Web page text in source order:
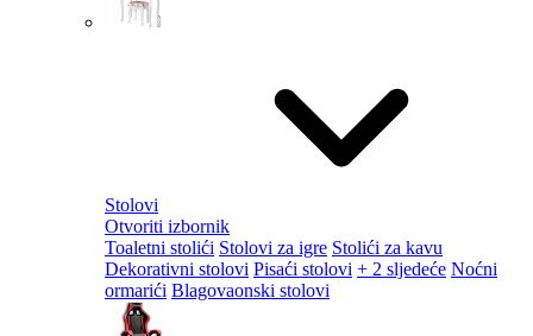
Stolovi
Otvoriti izbornik
Toaletni stolići Stolovi za igre Stolići za kavu
Dekorativni stolovi Pisaći stolovi + 2 sljedeće Noćni
ormarići Blagovaonski stolovi